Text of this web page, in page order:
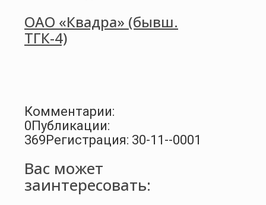
ОАО «Квадра» (бывш.
ТГК-4)
Комментарии:
0Публикации:
369Регистрация: 30-11--0001
Вас может
заинтересовать: